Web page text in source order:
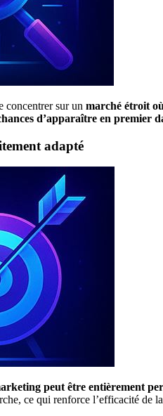
concentrer sur un marché étroit
d’apparaître en premier
adapté
peut être entièrement
ce qui renforce l’efficacité de